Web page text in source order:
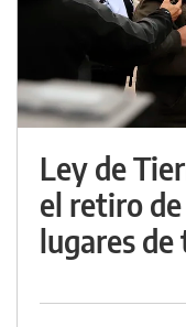
Ley de
el retiro
lugares